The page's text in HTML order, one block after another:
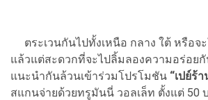
ตระเวนกันไปทั้งเหนือ กลาง ใต้ หรือจ
แล้วแต่สะดวกที่จะไปลิ้มลองความอร่อย
แนะนำกันล้วนเข้าร่วมโปรโมชัน “เปย์ร้
สแกนจ่ายด้วยทรูมันนี่ วอลเล็ท ตั้งแต่ 50